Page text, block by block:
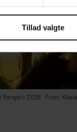
personoplysninger
Tillad valgte
Revyen 2026 Foto: